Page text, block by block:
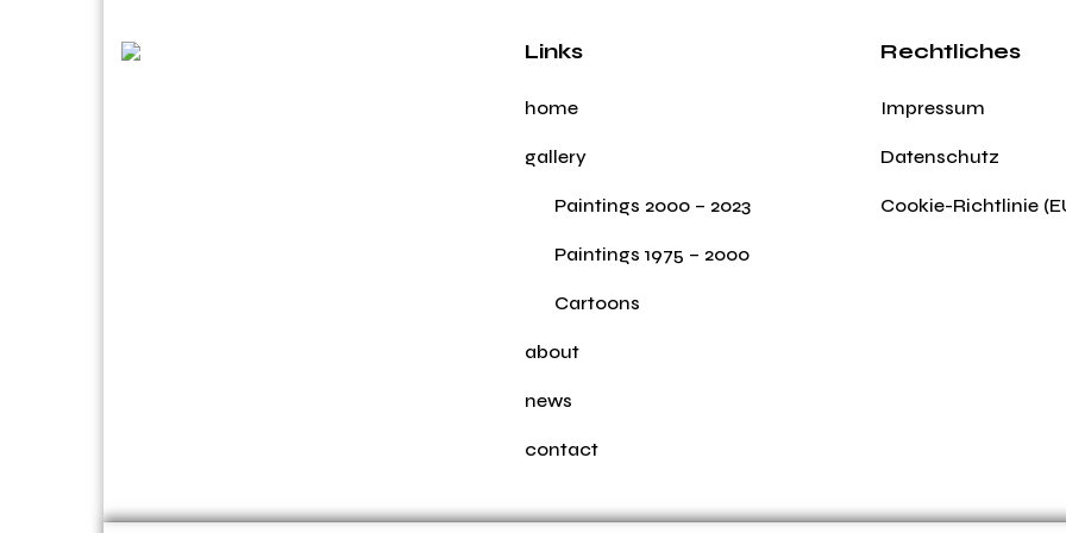
Links
home
gallery
Paintings 2000 – 2023
Paintings 1975 – 2000
Cartoons
about
news
contact
Rechtliches
Impressum
Datenschutz
Cookie-Richtlinie